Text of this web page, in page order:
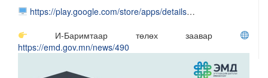
https://play.google.com/store/apps/details…
И-Баримтаар төлөх заавар
https://emd.gov.mn/news/490